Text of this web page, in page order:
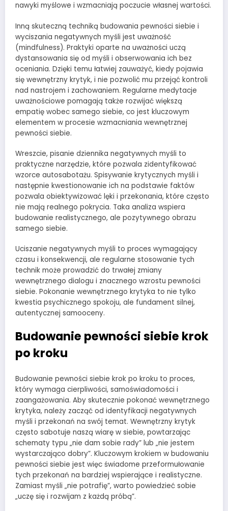
nawyki myślowe i wzmacniają poczucie własnej wartości.
Inną skuteczną techniką budowania pewności siebie i
wyciszania negatywnych myśli jest uważność
(mindfulness). Praktyki oparte na uważności uczą
dystansowania się od myśli i obserwowania ich bez
oceniania. Dzięki temu łatwiej zauważyć, kiedy pojawia
się wewnętrzny krytyk, i nie pozwolić mu przejąć kontroli
nad nastrojem i zachowaniem. Regularne medytacje
uważnościowe pomagają także rozwijać większą
empatię wobec samego siebie, co jest kluczowym
elementem w procesie wzmacniania wewnętrznej
pewności siebie.
Wreszcie, pisanie dziennika negatywnych myśli to
praktyczne narzędzie, które pozwala zidentyfikować
wzorce autosabotażu. Spisywanie krytycznych myśli i
następnie kwestionowanie ich na podstawie faktów
pozwala obiektywizować lęki i przekonania, które często
nie mają realnego pokrycia. Taka analiza wspiera
budowanie realistycznego, ale pozytywnego obrazu
samego siebie.
Uciszanie negatywnych myśli to proces wymagający
czasu i konsekwencji, ale regularne stosowanie tych
technik może prowadzić do trwałej zmiany
wewnętrznego dialogu i znacznego wzrostu pewności
siebie. Pokonanie wewnętrznego krytyka to nie tylko
kwestia psychicznego spokoju, ale fundament silnej,
autentycznej samooceny.
Budowanie pewności siebie krok
po kroku
Budowanie pewności siebie krok po kroku to proces,
który wymaga cierpliwości, samoświadomości i
zaangażowania. Aby skutecznie pokonać wewnętrznego
krytyka, należy zacząć od identyfikacji negatywnych
myśli i przekonań na swój temat. Wewnętrzny krytyk
często sabotuje naszą wiarę w siebie, powtarzając
schematy typu „nie dam sobie rady” lub „nie jestem
wystarczająco dobry”. Kluczowym krokiem w budowaniu
pewności siebie jest więc świadome przeformułowanie
tych przekonań na bardziej wspierające i realistyczne.
Zamiast myśli „nie potrafię”, warto powiedzieć sobie
„uczę się i rozwijam z każdą próbą”.